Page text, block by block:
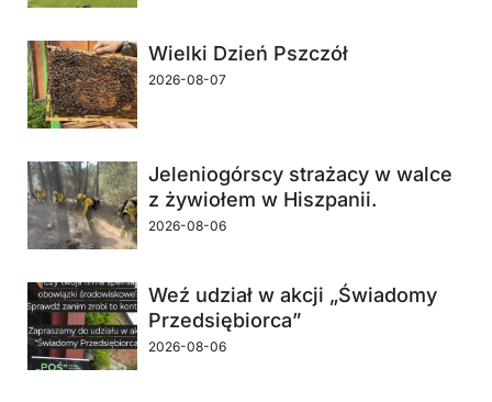
Wielki Dzień Pszczół
2026-08-07
Jeleniogórscy strażacy w walce
z żywiołem w Hiszpanii.
2026-08-06
Weź udział w akcji „Świadomy
Przedsiębiorca”
2026-08-06